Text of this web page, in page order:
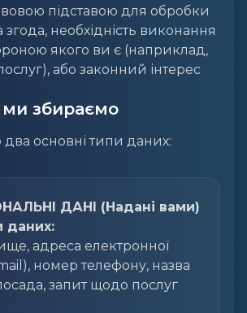
підставою для обробки
необхідність виконання
якого ви є (наприклад,
або законний інтерес
ми збираємо
основні типи даних:
ДАНІ (Надані вами)
даних:
адреса електронної
номер телефону, назва
запит щодо послуг